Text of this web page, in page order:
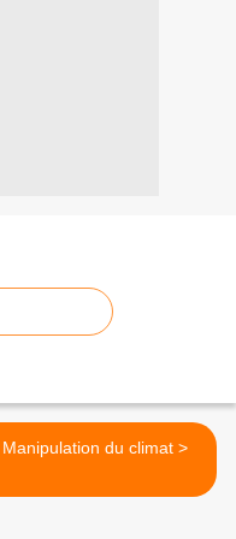
Manipulation du climat >